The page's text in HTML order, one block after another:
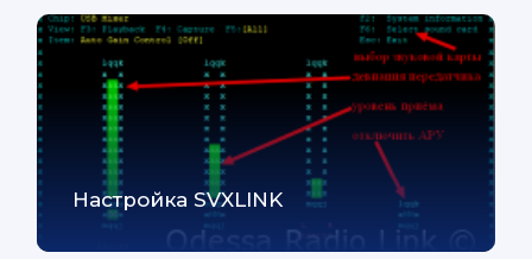
Настройка SVXLINK